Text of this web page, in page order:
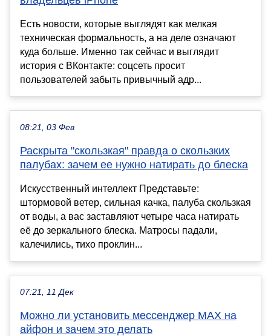
Есть новости, которые выглядят как мелкая
техническая формальность, а на деле означают
куда больше. Именно так сейчас и выглядит
история с ВКонтакте: соцсеть просит
пользователей забыть привычный адр...
08:21, 03 Фев
Раскрыта "скользкая" правда о скользких
палубах: зачем ее нужно натирать до блеска
Искусственный интеллект Представьте:
штормовой ветер, сильная качка, палуба скользкая
от воды, а вас заставляют четыре часа натирать
её до зеркального блеска. Матросы падали,
калечились, тихо проклин...
07:21, 11 Дек
Можно ли установить мессенджер MAX на
айфон и зачем это делать